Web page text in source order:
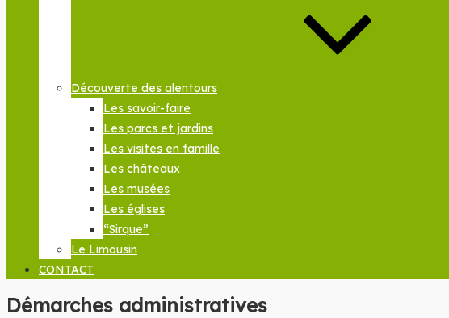
Découverte des alentours
Les savoir-faire
Les parcs et jardins
Les visites en famille
Les châteaux
Les musées
Les églises
“Sirque”
Le Limousin
CONTACT
Démarches administratives